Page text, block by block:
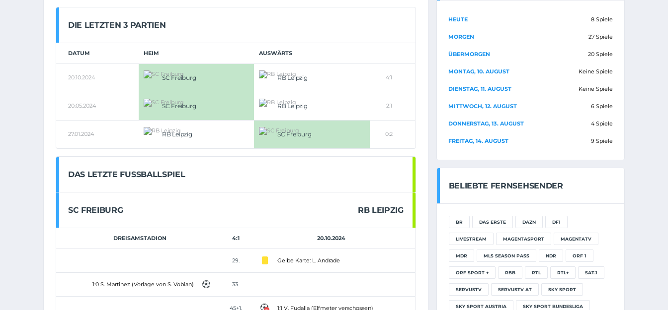
DIE LETZTEN 3 PARTIEN
DATUM HEIM AUSWÄRTS
20.10.2024 SC Freiburg RB Leipzig 4:1
20.05.2024 SC Freiburg RB Leipzig 2:1
27.01.2024 RB Leipzig SC Freiburg 0:2
DAS LETZTE FUSSBALLSPIEL
SC FREIBURG RB LEIPZIG
DREISAMSTADION 4:1 20.10.2024
29. Gelbe Karte: L. Andrade
1:0 S. Martinez (Vorlage von S. Vobian) 33.
45+1. 1:1 V. Fudalla (Elfmeter verschossen)
HEUTE 8 Spiele
MORGEN 27 Spiele
ÜBERMORGEN 20 Spiele
MONTAG, 10. AUGUST Keine Spiele
DIENSTAG, 11. AUGUST Keine Spiele
MITTWOCH, 12. AUGUST 6 Spiele
DONNERSTAG, 13. AUGUST 4 Spiele
FREITAG, 14. AUGUST 9 Spiele
BELIEBTE FERNSEHSENDER
BR DAS ERSTE DAZN DF1
LIVESTREAM MAGENTASPORT MAGENTATV
MDR MLS SEASON PASS NDR ORF 1
ORF SPORT + RBB RTL RTL+ SAT.1
SERVUSTV SERVUSTV AT SKY SPORT
SKY SPORT AUSTRIA SKY SPORT BUNDESLIGA